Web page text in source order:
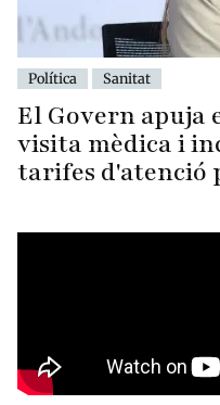
Política Sanitat
El Govern apuja
visita mèdica i
tarifes d'atenció